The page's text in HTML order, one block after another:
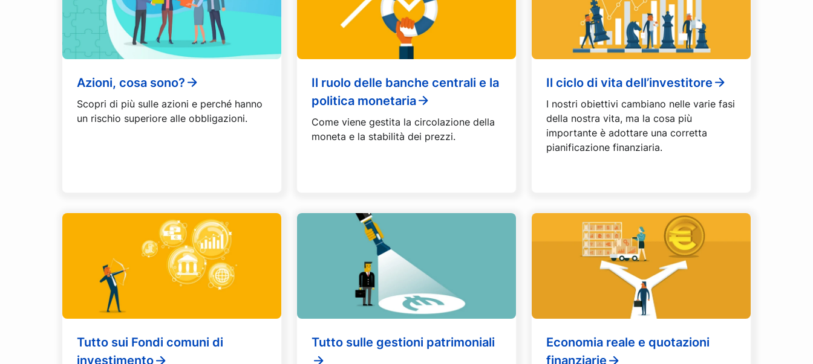
Azioni, cosa sono?
Scopri di più sulle azioni e perché hanno
un rischio superiore alle obbligazioni.
Il ruolo delle banche centrali e la
politica monetaria
Come viene gestita la circolazione della
moneta e la stabilità dei prezzi.
Il ciclo di vita dell’investitore
I nostri obiettivi cambiano nelle varie fasi
della nostra vita, ma la cosa più
importante è adottare una corretta
pianificazione finanziaria.
Tutto sui Fondi comuni di
investimento
Tutto sulle gestioni patrimoniali
Economia reale e quotazioni
finanziarie